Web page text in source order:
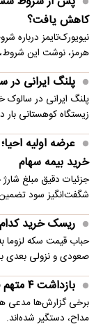
کاهش یافت؟
نیویورک‌تایمز درباره
هرمز، نوشت این شروط،
پلنگ ایرانی
پلنگ ایرانی در سالوک
زیستگاه کوهستانی بار
عرضه اولیه
خرید بیمه سهام
جزئیات دقیق مبلغ
شگفت‌انگیز سود
ریسک خرید
حباب قیمت سکه لزوما
صعودی و نزولی بعدی
بازداشت ۴ متهم قتل حمیدرضا رجب‌زاده
مداح، دستگیر شده‌اند.